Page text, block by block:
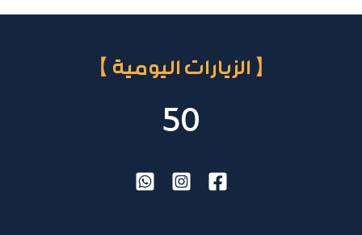
【 الزيارات اليومية 】
50